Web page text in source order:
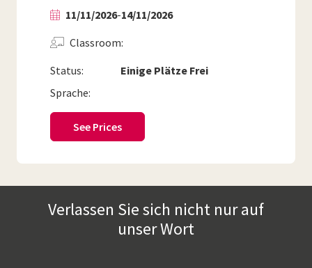
11/11/2026-14/11/2026
Status: Einige Plätze Frei
Classroom
Sprache:
See Prices
Verlassen Sie sich nicht nur auf
unser Wort